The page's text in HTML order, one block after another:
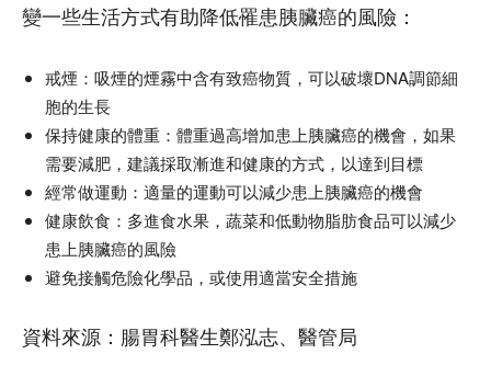
變一些生活方式有助降低罹患胰臟癌的風險：
戒煙：吸煙的煙霧中含有致癌物質，可以破壞DNA調節細
胞的生長
保持健康的體重：體重過高增加患上胰臟癌的機會，如果
需要減肥，建議採取漸進和健康的方式，以達到目標
經常做運動：適量的運動可以減少患上胰臟癌的機會
健康飲食：多進食水果，蔬菜和低動物脂肪食品可以減少
患上胰臟癌的風險
避免接觸危險化學品，或使用適當安全措施
資料來源：腸胃科醫生鄭泓志、醫管局